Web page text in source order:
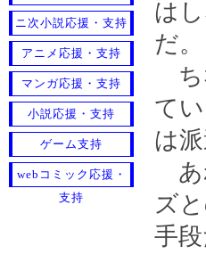
は
だ。
ち
て
は
あ
ズ
手段
ニ次小説応援・支持
アニメ応援・支持
マンガ応援・支持
小説応援・支持
ゲーム支持
webコミック応援・
支持